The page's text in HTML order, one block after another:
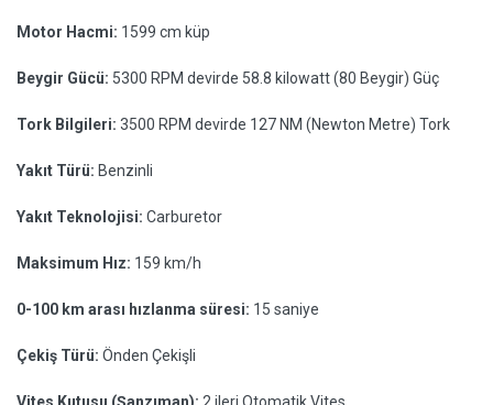
Motor Hacmi: 1599 cm küp
Beygir Gücü: 5300 RPM devirde 58.8 kilowatt (80 Beygir) Güç
Tork Bilgileri: 3500 RPM devirde 127 NM (Newton Metre) Tork
Yakıt Türü: Benzinli
Yakıt Teknolojisi: Carburetor
Maksimum Hız: 159 km/h
0-100 km arası hızlanma süresi: 15 saniye
Çekiş Türü: Önden Çekişli